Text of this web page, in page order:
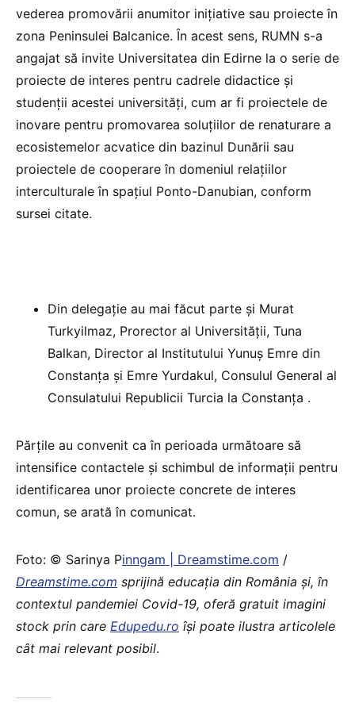
vederea promovării anumitor inițiative sau proiecte în
zona Peninsulei Balcanice. În acest sens, RUMN s-a
angajat să invite Universitatea din Edirne la o serie de
proiecte de interes pentru cadrele didactice și
studenții acestei universități, cum ar fi proiectele de
inovare pentru promovarea soluțiilor de renaturare a
ecosistemelor acvatice din bazinul Dunării sau
proiectele de cooperare în domeniul relațiilor
interculturale în spațiul Ponto-Danubian, conform
sursei citate.
Din delegație au mai făcut parte și Murat
Turkyilmaz, Prorector al Universității, Tuna
Balkan, Director al Institutului Yunuș Emre din
Constanța și Emre Yurdakul, Consulul General al
Consulatului Republicii Turcia la Constanța .
Părțile au convenit ca în perioada următoare să
intensifice contactele și schimbul de informații pentru
identificarea unor proiecte concrete de interes
comun, se arată în comunicat.
Foto: © Sarinya Pinngam | Dreamstime.com /
Dreamstime.com sprijină educaţia din România şi, în
contextul pandemiei Covid-19, oferă gratuit imagini
stock prin care Edupedu.ro îşi poate ilustra articolele
cât mai relevant posibil.